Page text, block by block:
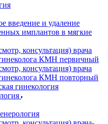
введение и удаление
имплантов в мягкие
консультация) врача
КМН первичный
консультация) врача
КМН повторный
гинекология